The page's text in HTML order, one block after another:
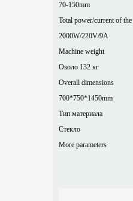
70-150mm
Total power/current of
2000W/220V/9A
Machine weight
Около 132 кг
Overall dimensions
700*750*1450mm
Тип материала
Стекло
More parameters